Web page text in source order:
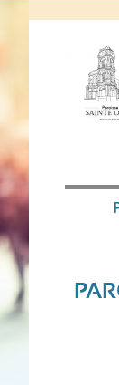
Vous
êtes